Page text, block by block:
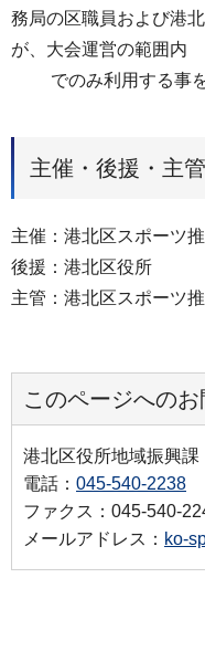
務局の区職員および港
が、大会運営の範囲内
でのみ利用する事を
主催・後援・主管
主催：港北区スポーツ
後援：港北区役所
主管：港北区スポーツ
このページへのお
港北区役所地域振興課
電話： 045-540-2238
ファクス：045-540-
メールアドレス： ko-